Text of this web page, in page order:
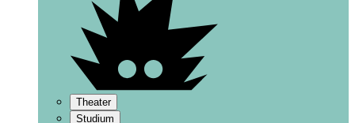
Theater
Studium